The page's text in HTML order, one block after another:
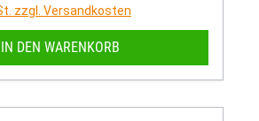
zzgl. Versandkosten
IN DEN WARENKORB